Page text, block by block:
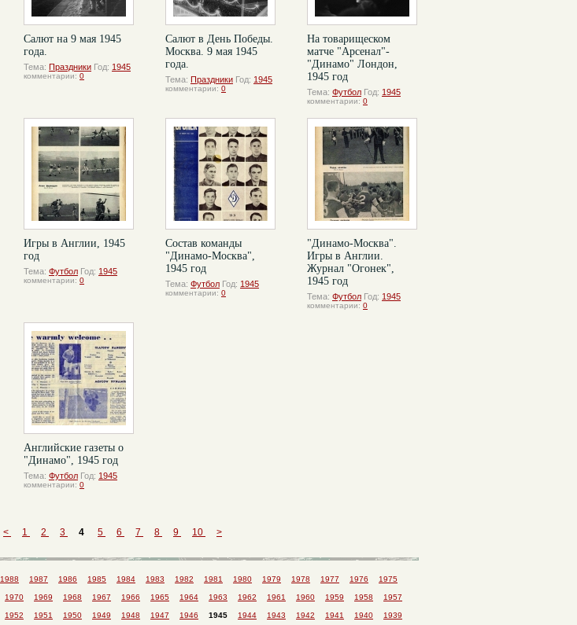
Салют на 9 мая 1945
года.
Тема: Праздники Год: 1945
комментарии: 0
Салют в День Победы.
Москва. 9 мая 1945
года.
Тема: Праздники Год: 1945
комментарии: 0
На товарищеском
матче "Арсенал"-
"Динамо" Лондон,
1945 год
Тема: Футбол Год: 1945
комментарии: 0
Игры в Англии, 1945
год
Тема: Футбол Год: 1945
комментарии: 0
Состав команды
"Динамо-Москва",
1945 год
Тема: Футбол Год: 1945
комментарии: 0
"Динамо-Москва".
Игры в Англии.
Журнал "Огонек",
1945 год
Тема: Футбол Год: 1945
комментарии: 0
Английские газеты о
"Динамо", 1945 год
Тема: Футбол Год: 1945
комментарии: 0
< 1 2 3 4 5 6 7 8 9 10 >
1988 1987 1986 1985 1984 1983 1982 1981 1980 1979 1978 1977 1976 1975
1970 1969 1968 1967 1966 1965 1964 1963 1962 1961 1960 1959 1958 1957
1952 1951 1950 1949 1948 1947 1946 1945 1944 1943 1942 1941 1940 1939